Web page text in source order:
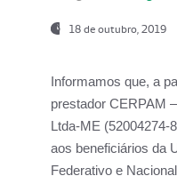
18 de outubro, 2019
Informamos que, a
prestador CERPAM
Ltda-ME (52004274-
aos beneficiários da
Federativo e Nacional